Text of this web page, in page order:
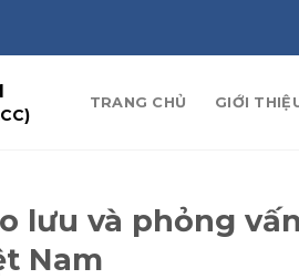
TRANG CHỦ GIỚI
lưu và phỏng
Nam